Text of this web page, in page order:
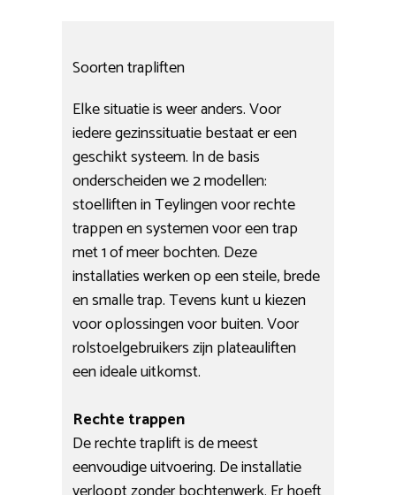
Soorten trapliften
Elke situatie is weer anders. Voor
iedere gezinssituatie bestaat er een
geschikt systeem. In de basis
onderscheiden we 2 modellen:
stoelliften in Teylingen voor rechte
trappen en systemen voor een trap
met 1 of meer bochten. Deze
installaties werken op een steile, brede
en smalle trap. Tevens kunt u kiezen
voor oplossingen voor buiten. Voor
rolstoelgebruikers zijn plateauliften
een ideale uitkomst.
Rechte trappen
De rechte traplift is de meest
eenvoudige uitvoering. De installatie